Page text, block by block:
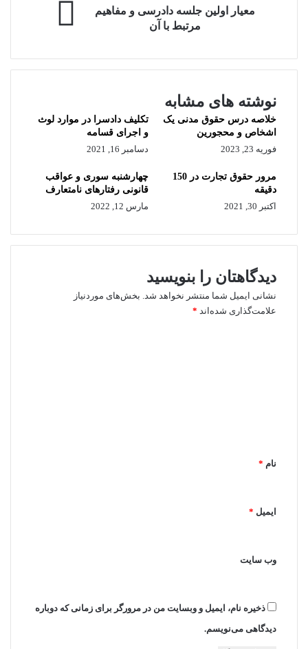
و
با
آن
معیار اولین جلسه دادرسی و مفاهیم
مرتبط با آن
نوشته های مشابه
تکلیف دادسرا در موارد لوث
و اجرای قسامه
دسامبر 16, 2021
خلاصه درس حقوق مدنی یک
اشخاص و محجورین
فوریه 23, 2023
چهارشنبه سوری و عواقب
قانونی رفتارهای نامتعارف
مارس 12, 2022
مرور حقوق تجارت در 150
دقیقه
اکتبر 30, 2021
دیدگاهتان را بنویسید
نشانی ایمیل شما منتشر نخواهد شد. بخش‌های موردنیاز
علامت‌گذاری شده‌اند *
*
نام *
ایمیل *
وب‌ سایت
ذخیره نام، ایمیل و وبسایت من در مرورگر برای زمانی که دوباره
دیدگاهی می‌نویسم.